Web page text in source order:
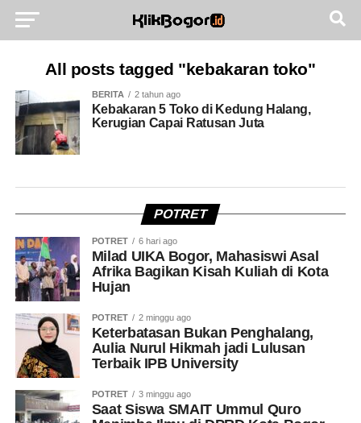
All posts tagged "kebakaran toko"
BERITA 2 tahun ago
Kebakaran 5 Toko di Kedung Halang,
Kerugian Capai Ratusan Juta
POTRET
POTRET 6 hari ago
Milad UIKA Bogor, Mahasiswi Asal
Afrika Bagikan Kisah Kuliah di Kota
Hujan
POTRET 2 minggu ago
Keterbatasan Bukan Penghalang,
Aulia Nurul Hikmah jadi Lulusan
Terbaik IPB University
POTRET 3 minggu ago
Saat Siswa SMAIT Ummul Quro